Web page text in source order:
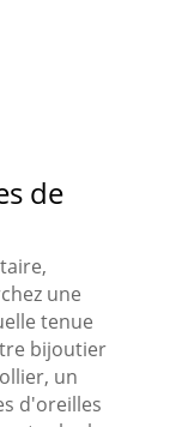
de
une
tenue
bijoutier
un
d'oreilles